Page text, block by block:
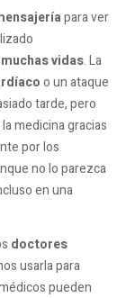
para ver
vidas. La
o un ataque
tarde, pero
medicina gracias
por los
no lo parezca
en una
doctores
usarla para
pueden